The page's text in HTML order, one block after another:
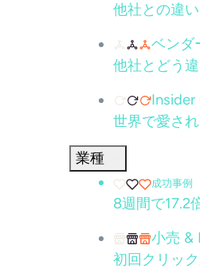
他社との違
ベンダ
他社とどう
Insider
世界で愛さ
業種
成功事例
8週間で17.2
小売 &
初回クリッ